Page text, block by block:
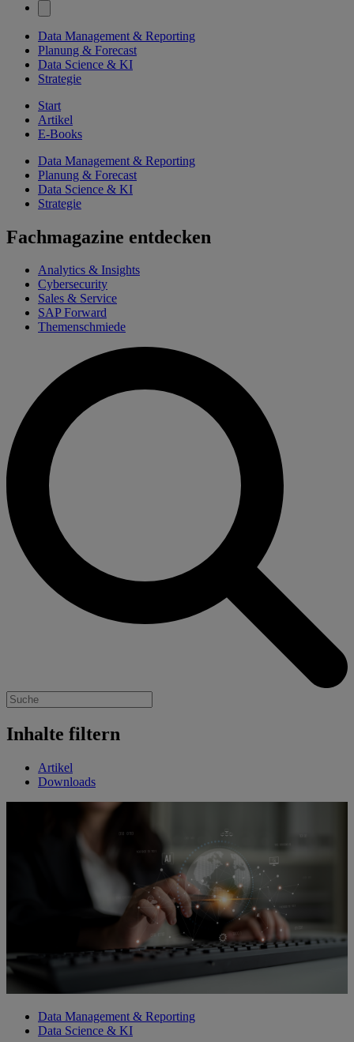
Data Management & Reporting
Planung & Forecast
Data Science & KI
Strategie
Start
Artikel
E-Books
Data Management & Reporting
Planung & Forecast
Data Science & KI
Strategie
Fachmagazine entdecken
Analytics & Insights
Cybersecurity
Sales & Service
SAP Forward
Themenschmiede
Inhalte filtern
Artikel
Downloads
Data Management & Reporting
Data Science & KI